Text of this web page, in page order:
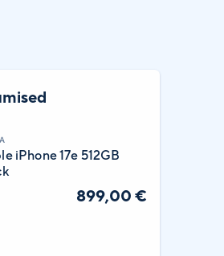
iPhone 17e 512GB
899,00 €